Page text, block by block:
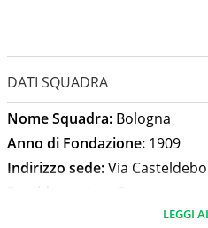
DATI SQUADRA
Nome Squadra: Bologna
Anno di Fondazione: 1909
Indirizzo sede:Via
Presidente:
Domenico LEGGI